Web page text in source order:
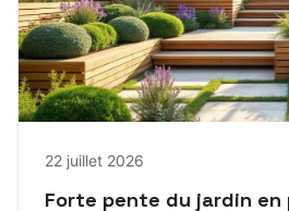
22 juillet 2026
Forte pente du jardin en